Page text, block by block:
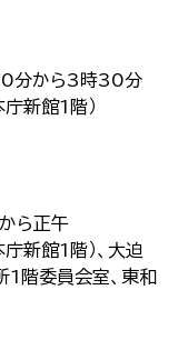
30分から3時30分
庁新館1階）
ら正午
庁新館1階）、大迫
階委員会室、東和